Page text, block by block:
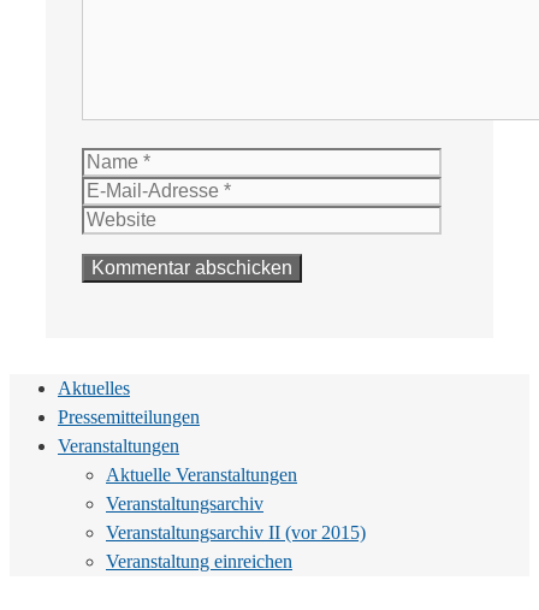
Name
Aktuelles
Pressemitteilungen
Veranstaltungen
Aktuelle Veranstaltungen
Veranstaltungsarchiv
Veranstaltungsarchiv II (vor 2015)
Veranstaltung einreichen